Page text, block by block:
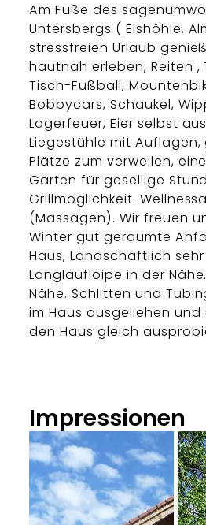
Am Fuße des
Untersbergs ( Eishöhle,
stressfreien Urlaub
hautnah erleben, Reiten ,
Tisch-Fußball,
Bobbycars, Schaukel,
Lagerfeuer, Eier selbst
Liegestühle mit
Plätze zum verweilen,
Garten für gesellige
Grillmöglichkeit.
(Massagen). Wir freuen
Winter gut geräumte
Haus, Landschaftlich
Langlaufloipe in der
Nähe. Schlitten und
im Haus ausgeliehen und
den Haus gleich
Impressionen